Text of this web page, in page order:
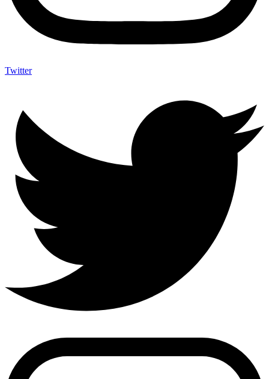
Twitter